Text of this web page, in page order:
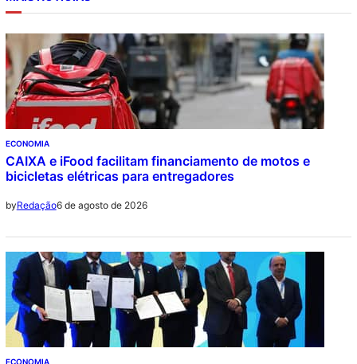
ECONOMIA
CAIXA e iFood facilitam financiamento de motos e
bicicletas elétricas para entregadores
byRedação6 de agosto de 2026
ECONOMIA